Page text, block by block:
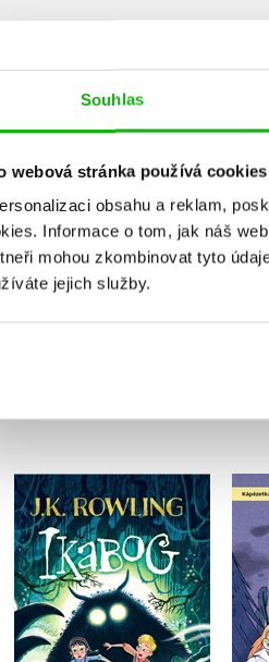
Souhlas
webová stránka používá cookies
obsahu a reklam,
Informace o tom, jak náš
mohou zkombinovat tyto
jejich služby.
Ikabog s ilustracemi
Bena Mantla
J.K. Rowling